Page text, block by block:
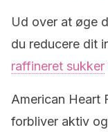
Ud over at øge
du reducere dit
raffineret sukker
American Heart
forbliver aktiv